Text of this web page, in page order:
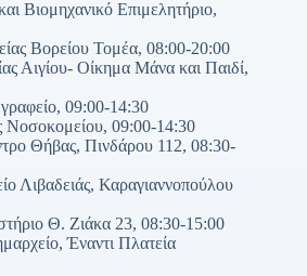
Βιομηχανικό Επιμελητήριο,
Βορείου Τομέα, 08:00-20:00
Αιγίου- Οίκημα Μάνα και Παιδί,
09:00-14:30
Νοσοκομείου, 09:00-14:30
Θήβας, Πινδάρου 112, 08:30-
Λιβαδειάς, Καραγιαννοπούλου
Θ. Ζιάκα 23, 08:30-15:00
Έναντι Πλατεία